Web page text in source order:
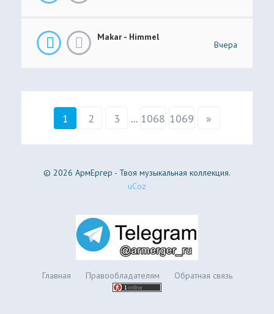
Makar - Himmel
Вчера
1 2 3 ... 1068 1069 »
© 2026 АрмЕргер - Твоя музыкальная коллекция.
uCoz
Главная Правообладателям Обратная связь